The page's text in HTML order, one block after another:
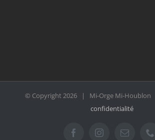
© Copyright2026 | Mi-Orge Mi-
confidentialité
FacebookInstagramEmail